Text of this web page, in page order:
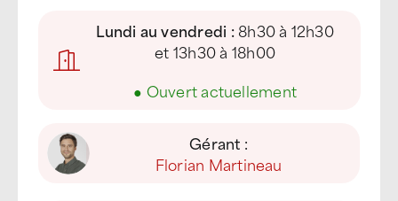
Lundi au vendredi :8h30 à 12h30
et 13h30 à 18h00
● Ouvert actuellement
Gérant :
Florian Martineau